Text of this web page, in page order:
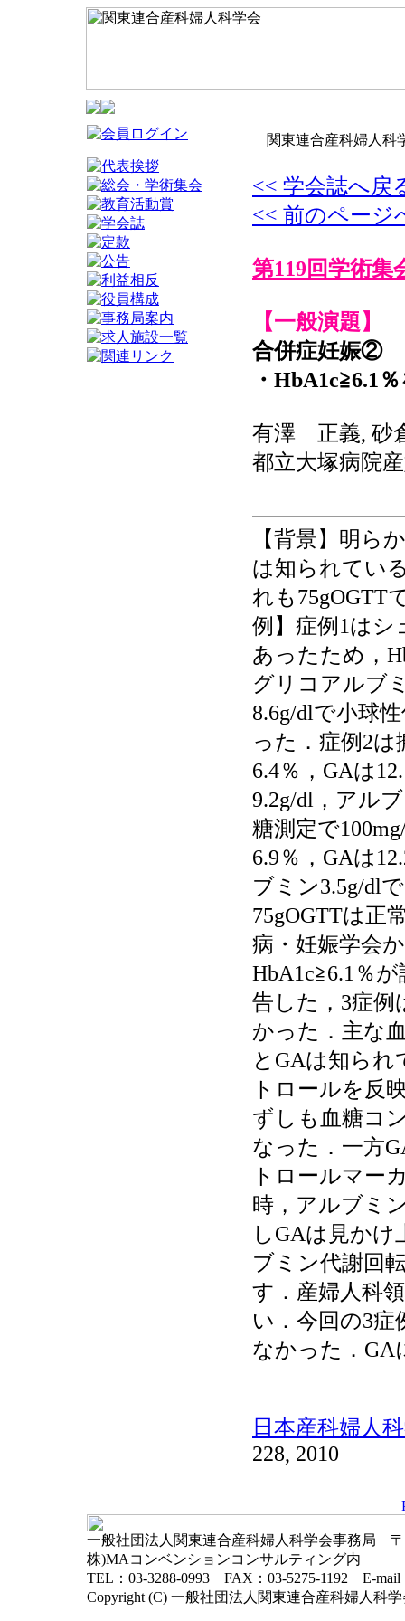
関東連合産科婦人科
<< 学会誌へ戻
<< 前のページ
第119回学術集
【一般演題】
合併症妊娠②
・HbA1c≧6.1
有澤 正義, 砂
都立大塚病院
【背景】明ら
は知られてい
れも75gOGTT
例】症例1はシ
あったため，
グリコアルブ
8.6g/dlで小球
った．症例2は
6.4％，GAは
9.2g/dl，アル
糖測定で
6.9％，GAは
ブミン3.5g/dl
75gOGTTは正
病・妊娠学会
HbA1c≧6.1％
告した，3症例
かった．主な
とGAは知られ
トロールを反
ずしも血糖コ
なった．一方
トロールマー
時，アルブミ
しGAは見かけ
ブミン代謝回
す．産婦人科
い．今回の3
なかった．GA
日本産科婦人
228, 2010
一般社団法人関東連合産科婦人科学会事務局 〒
株)MAコンベンションコンサルティング内
TEL：03-3288-0993 FAX：03-5275-1192 E-mail
Copyright (C) 一般社団法人関東連合産科婦人科